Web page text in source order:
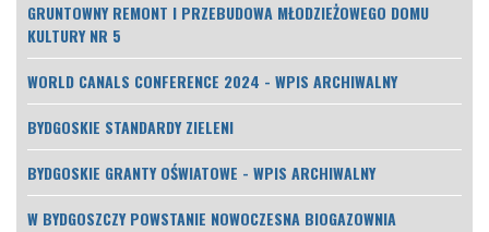
GRUNTOWNY REMONT I PRZEBUDOWA MŁODZIEŻOWEGO DOMU
KULTURY NR 5
WORLD CANALS CONFERENCE 2024 - WPIS ARCHIWALNY
BYDGOSKIE STANDARDY ZIELENI
BYDGOSKIE GRANTY OŚWIATOWE - WPIS ARCHIWALNY
W BYDGOSZCZY POWSTANIE NOWOCZESNA BIOGAZOWNIA